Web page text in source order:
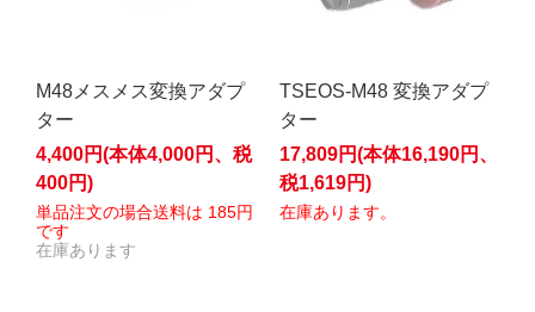
M48メスメス変換アダプ
ター
4,400円(本体4,000円、税
400円)
単品注文の場合送料は 185円
です
在庫あります
TSEOS-M48 変換アダプ
ター
17,809円(本体16,190円、
税1,619円)
在庫あります。